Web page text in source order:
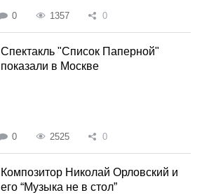
0 1357 0
Спектакль "Список Паперной"
показали в Москве
0 2525 0
Композитор Николай Орловский и
его “Музыка не в стол”